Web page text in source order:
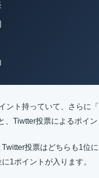
ント持っていて、さらに
、Tiwtter投票によるポイン
投票はどちらも1位
1ポイントが入ります。